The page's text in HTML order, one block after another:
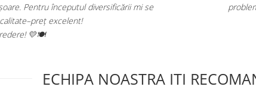
acest producator roman!
ECHIPA NOASTRA ITI